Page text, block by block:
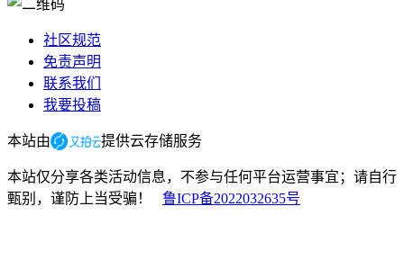
社区规范
免责声明
联系我们
我要投稿
本站由 提供云存储服务
本站仅分享各类活动信息，不参与任何平台运营事宜；请自行
甄别，谨防上当受骗！
鲁ICP备2022032635号